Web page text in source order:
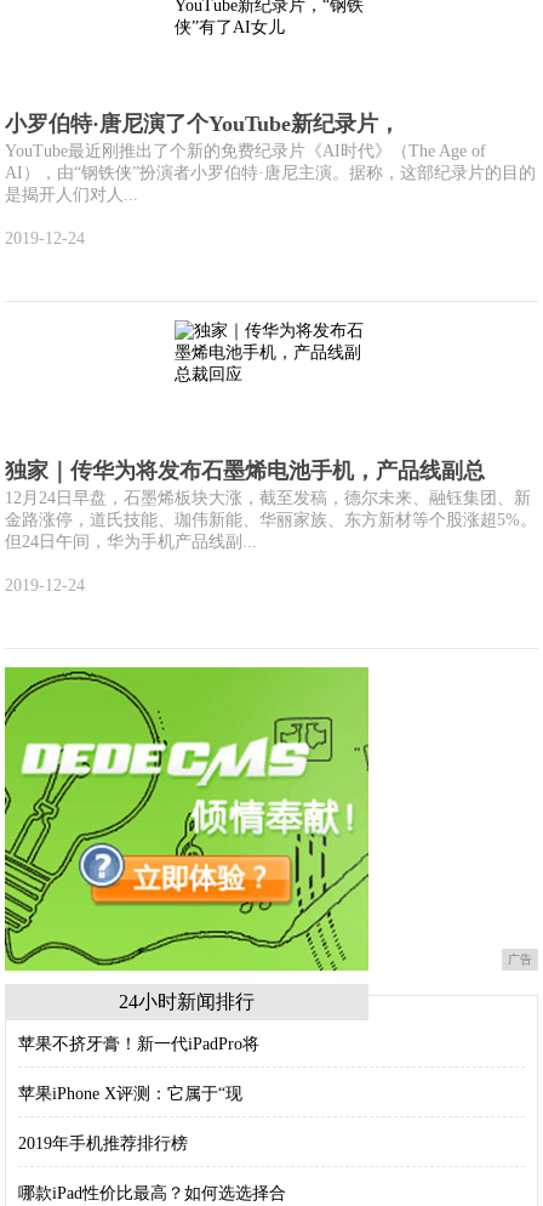
小罗伯特·唐尼演了个YouTube新纪录片，
YouTube最近刚推出了个新的免费纪录片《AI时代》（The Age of
AI），由“钢铁侠”扮演者小罗伯特·唐尼主演。据称，这部纪录片的目的
是揭开人们对人...
2019-12-24
独家｜传华为将发布石墨烯电池手机，产品线副总
12月24日早盘，石墨烯板块大涨，截至发稿，德尔未来、融钰集团、新
金路涨停，道氏技能、珈伟新能、华丽家族、东方新材等个股涨超5%。
但24日午间，华为手机产品线副...
2019-12-24
广告
24小时新闻排行
苹果不挤牙膏！新一代iPadPro将
苹果iPhone X评测：它属于“现
2019年手机推荐排行榜
哪款iPad性价比最高？如何选选择合